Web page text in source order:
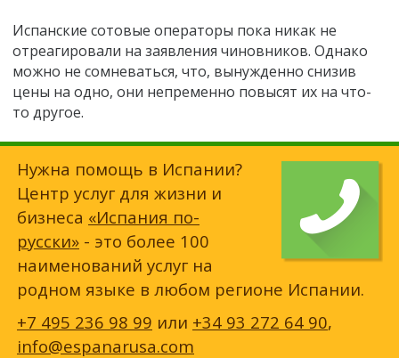
Испанские сотовые операторы пока никак не
отреагировали на заявления чиновников. Однако
можно не сомневаться, что, вынужденно снизив
цены на одно, они непременно повысят их на что-
то другое.
Нужна помощь в Испании?
Центр услуг для жизни и
бизнеса «Испания по-
русски» - это более 100
наименований услуг на
родном языке в любом регионе Испании.
+7 495 236 98 99 или +34 93 272 64 90,
info@espanarusa.com